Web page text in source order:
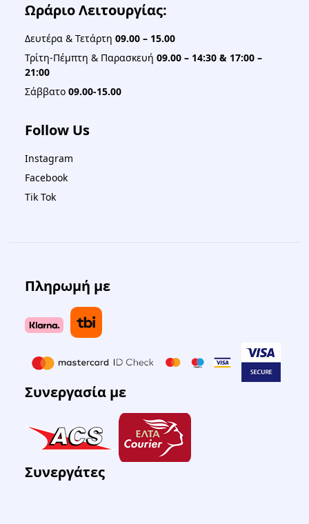
Ωράριο Λειτουργίας:
Δευτέρα & Τετάρτη 09.00 – 15.00
Τρίτη-Πέμπτη & Παρασκευή 09.00 – 14:30 & 17:00 –
21:00
Σάββατο 09.00-15.00
Follow Us
Instagram
Facebook
Tik Tok
Πληρωμή με
Συνεργασία με
Συνεργάτες